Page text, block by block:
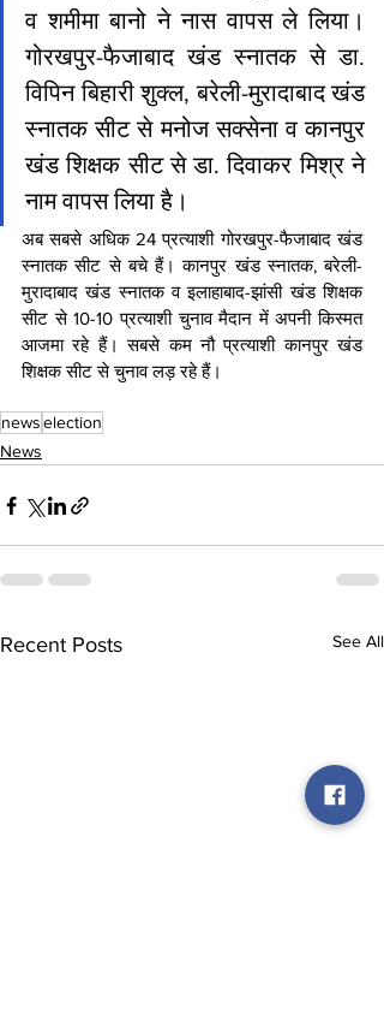
व शमीमा बानो ने नास वापस ले लिया।
गोरखपुर-फैजाबाद खंड स्नातक से डा.
विपिन बिहारी शुक्ल, बरेली-मुरादाबाद खंड
स्नातक सीट से मनोज सक्सेना व कानपुर
खंड शिक्षक सीट से डा. दिवाकर मिश्र ने
नाम वापस लिया है।
अब सबसे अधिक 24 प्रत्याशी गोरखपुर-फैजाबाद खंड
स्नातक सीट से बचे हैं। कानपुर खंड स्नातक, बरेली-
मुरादाबाद खंड स्नातक व इलाहाबाद-झांसी खंड शिक्षक
सीट से 10-10 प्रत्याशी चुनाव मैदान में अपनी किस्मत
आजमा रहे हैं। सबसे कम नौ प्रत्याशी कानपुर खंड
शिक्षक सीट से चुनाव लड़ रहे हैं।
newselection
News
Recent Posts See All